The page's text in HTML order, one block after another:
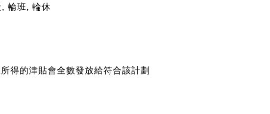
, 輪班, 輪休
得的津貼會全數發放給符合該計劃